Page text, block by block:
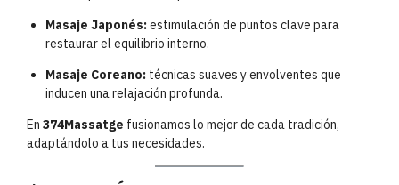
Masaje Japonés:estimulación de puntos clave para
restaurar el equilibrio interno.
Masaje Coreano: técnicas suaves y envolventes que
inducen una relajación profunda.
En 374Massatge fusionamos lo mejor de cada tradición,
adaptándolo a tus necesidades.